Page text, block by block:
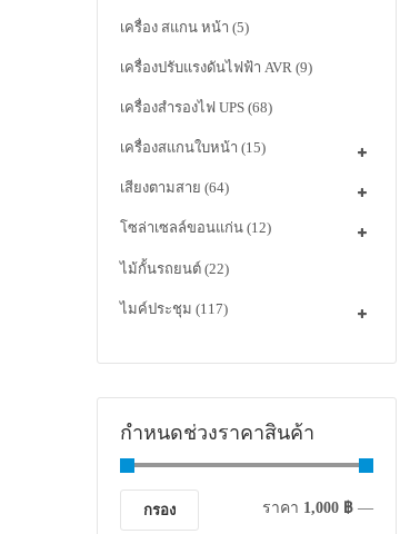
เครื่อง สแกน หน้า (5)
เครื่องปรับแรงดันไฟฟ้า AVR (9)
เครื่องสำรองไฟ UPS (68)
เครื่องสแกนใบหน้า (15)
เสียงตามสาย (64)
โซล่าเซลล์ขอนแก่น (12)
ไม้กั้นรถยนต์ (22)
ไมค์ประชุม (117)
กำหนดช่วงราคาสินค้า
กรอง ราคา 1,000 ฿ —